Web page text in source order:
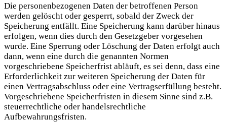
Die personenbezogenen Daten der betroffenen Person
werden gelöscht oder gesperrt, sobald der Zweck der
Speicherung entfällt. Eine Speicherung kann darüber hinaus
erfolgen, wenn dies durch den Gesetzgeber vorgesehen
wurde. Eine Sperrung oder Löschung der Daten erfolgt auch
dann, wenn eine durch die genannten Normen
vorgeschriebene Speicherfrist abläuft, es sei denn, dass eine
Erforderlichkeit zur weiteren Speicherung der Daten für
einen Vertragsabschluss oder eine Vertragserfüllung besteht.
Vorgeschriebene Speicherfristen in diesem Sinne sind z.B.
steuerrechtliche oder handelsrechtliche
Aufbewahrungsfristen.